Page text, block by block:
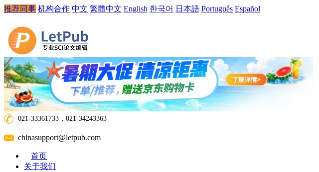
推荐同事 机构合作 中文 繁體中文 English 한국어 日本語 Português Español
021-33361733，021-34243363
chinasupport@letpub.com
首页
关于我们